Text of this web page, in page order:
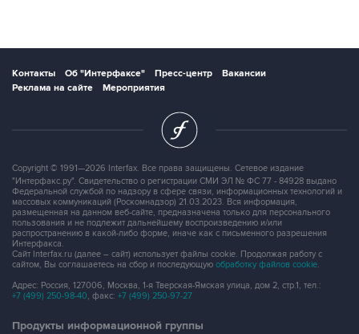
Контакты Об "Интерфаксе" Пресс-центр
Вакансии
Реклама на сайте
Мероприятия
Copyright © 1991—2026 Interfax. Все права защищены. Сетевое издание
"Интерфакс.ру". Свидетельство о регистрации СМИ ЭЛ № ФС 77 - 84928 выдано
Федеральной службой по надзору в сфере связи, информационных технологий и
массовых коммуникаций (Роскомнадзор) 21.03.2023. Вся информация,
размещенная на данном веб-сайте, предназначена только для персонального
пользования и не подлежит дальнейшему воспроизведению и/или
распространению в какой-либо форме, иначе как с письменного разрешения
Интерфакса.
Сайт Interfax.ru (далее – сайт) использует файлы cookie. Продолжая работу с
сайтом, Вы соглашаетесь на сбор и последующую обработку файлов cookie.
Адрес: Россия, 127006, Москва, 1-я Тверская-Ямская улица, дом 2, стр.1, тел.:
+7 (499) 250-98-40, факс: +7 (499) 250-97-27
Продукты информационной группы